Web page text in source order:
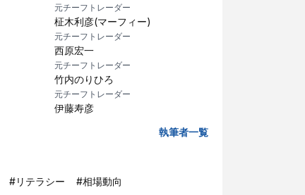
元チーフトレーダー
柾木利彦(マーフィー)
元チーフトレーダー
西原宏一
元チーフトレーダー
竹内のりひろ
元チーフトレーダー
伊藤寿彦
執筆者一覧
#リテラシー #相場動向